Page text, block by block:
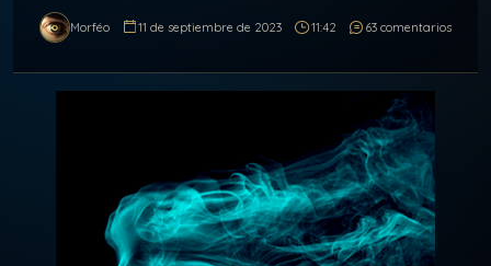
Morféo 11 de septiembre de 2023 11:42 63 comentarios